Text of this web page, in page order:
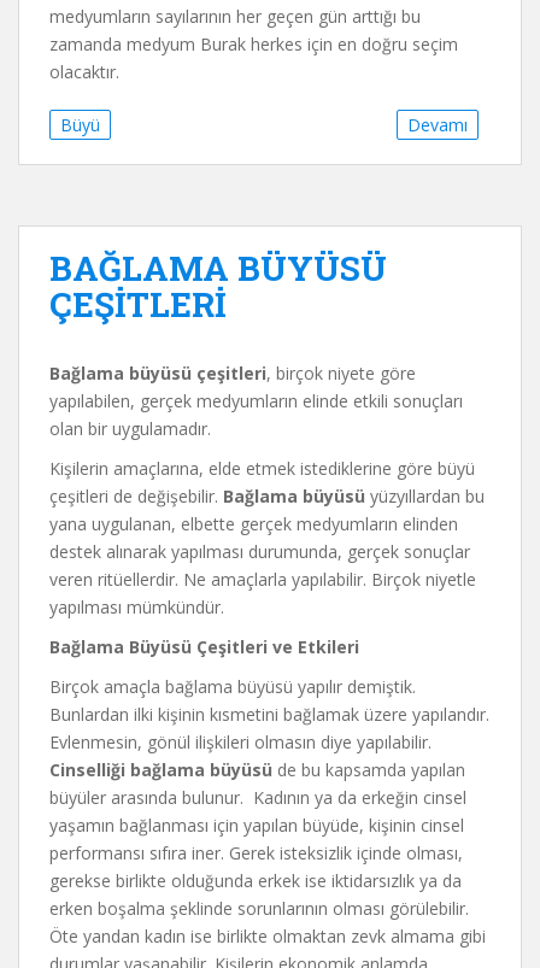
medyumların sayılarının her geçen gün arttığı bu
zamanda medyum Burak herkes için en doğru seçim
olacaktır.
Devamı
Büyü
BAĞLAMA BÜYÜSÜ
ÇEŞİTLERİ
Bağlama büyüsü çeşitleri, birçok niyete göre
yapılabilen, gerçek medyumların elinde etkili sonuçları
olan bir uygulamadır.
Kişilerin amaçlarına, elde etmek istediklerine göre büyü
çeşitleri de değişebilir. Bağlama büyüsü yüzyıllardan bu
yana uygulanan, elbette gerçek medyumların elinden
destek alınarak yapılması durumunda, gerçek sonuçlar
veren ritüellerdir. Ne amaçlarla yapılabilir. Birçok niyetle
yapılması mümkündür.
Bağlama Büyüsü Çeşitleri ve Etkileri
Birçok amaçla bağlama büyüsü yapılır demiştik.
Bunlardan ilki kişinin kısmetini bağlamak üzere yapılandır.
Evlenmesin, gönül ilişkileri olmasın diye yapılabilir.
Cinselliği bağlama büyüsü de bu kapsamda yapılan
büyüler arasında bulunur. Kadının ya da erkeğin cinsel
yaşamın bağlanması için yapılan büyüde, kişinin cinsel
performansı sıfıra iner. Gerek isteksizlik içinde olması,
gerekse birlikte olduğunda erkek ise iktidarsızlık ya da
erken boşalma şeklinde sorunlarının olması görülebilir.
Öte yandan kadın ise birlikte olmaktan zevk almama gibi